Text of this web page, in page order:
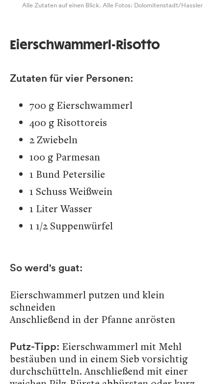
Alle Zutaten auf einen Blick. Alle Fotos: Dolomitenstadt/Hassler
Eierschwammerl-Risotto
Zutaten für vier Personen:
700 g Eierschwammerl
400 g Risottoreis
2 Zwiebeln
100 g Parmesan
1 Bund Petersilie
1 Schuss Weißwein
1 Liter Wasser
1 1/2 Suppenwürfel
So werd's guat:
Eierschwammerl putzen und klein
schneiden
Anschließend in der Pfanne anrösten
Putz-Tipp: Eierschwammerl mit Mehl
bestäuben und in einem Sieb vorsichtig
durchschütteln. Anschließend mit einer